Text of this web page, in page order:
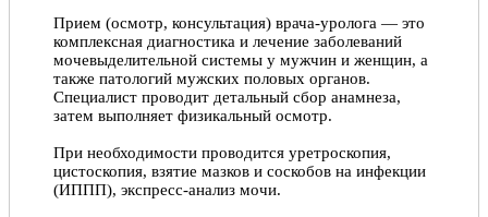
Прием (осмотр, консультация) врача-уролога — это
комплексная диагностика и лечение заболеваний
мочевыделительной системы у мужчин и женщин, а
также патологий мужских половых органов.
Специалист проводит детальный сбор анамнеза,
затем выполняет физикальный осмотр.
При необходимости проводится уретроскопия,
цистоскопия, взятие мазков и соскобов на инфекции
(ИППП), экспресс-анализ мочи.